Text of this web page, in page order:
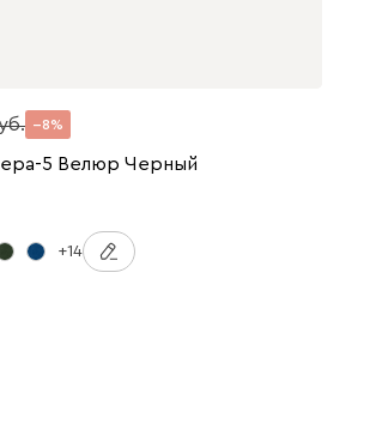
8
5 Велюр Черный
+14